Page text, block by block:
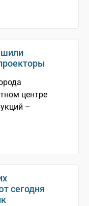
центре
–
сегодня